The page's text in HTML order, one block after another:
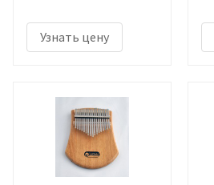
Узнать цену